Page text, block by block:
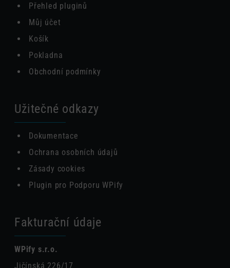
Přehled pluginů
Můj účet
Košík
Pokladna
Obchodní podmínky
Užitečné odkazy
Dokumentace
Ochrana osobních údajů
Zásady cookies
Plugin pro Podporu WPify
Fakturační údaje
WPify s.r.o.
Jičínská 226/17